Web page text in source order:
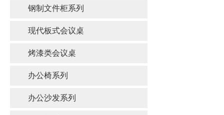
钢制文件柜系列
现代板式会议桌
烤漆类会议桌
办公椅系列
办公沙发系列